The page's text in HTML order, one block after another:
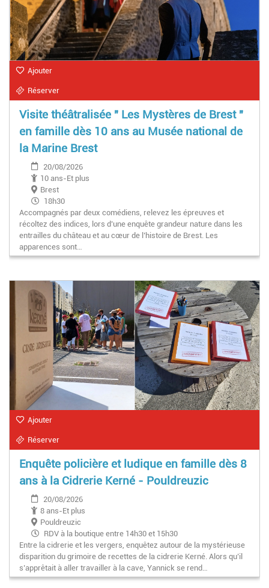
Ajouter
Réserver
Visite théâtralisée " Les Mystères de Brest "
en famille dès 10 ans au Musée national de
la Marine Brest
20/08/2026
10 ans-Et plus
Brest
18h30
Accompagnés par deux comédiens, relevez les épreuves et
récoltez des indices, lors d’une enquête grandeur nature dans les
entrailles du château et au cœur de l’histoire de Brest. Les
apparences sont…
Ajouter
Réserver
Enquête policière et ludique en famille dès 8
ans à la Cidrerie Kerné - Pouldreuzic
20/08/2026
8 ans-Et plus
Pouldreuzic
RDV à la boutique entre 14h30 et 15h30
Entre la cidrerie et les vergers, enquêtez autour de la mystérieuse
disparition du grimoire de recettes de la cidrerie Kerné. Alors qu’il
s’apprêtait à aller travailler à la cave, Yannick se rend…